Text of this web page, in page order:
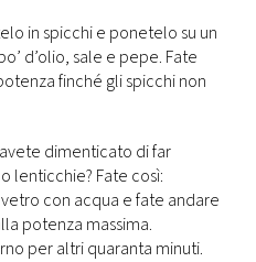
in spicchi e ponetelo su un
d’olio, sale e pepe. Fate
finché gli spicchi non
avete dimenticato di far
lenticchie? Fate così:
con acqua e fate andare
potenza massima.
per altri quaranta minuti.